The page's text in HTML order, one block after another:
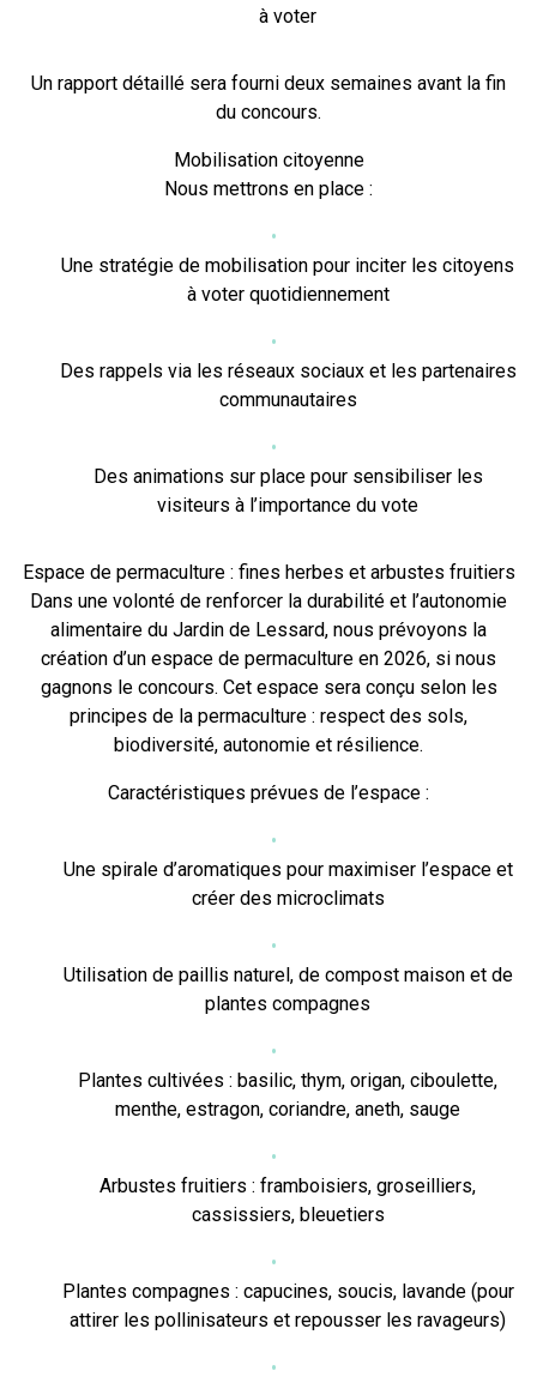
à voter
Un rapport détaillé sera fourni deux semaines avant la fin
du concours.
Mobilisation citoyenne
Nous mettrons en place :
Une stratégie de mobilisation pour inciter les citoyens
à voter quotidiennement
Des rappels via les réseaux sociaux et les partenaires
communautaires
Des animations sur place pour sensibiliser les
visiteurs à l’importance du vote
Espace de permaculture : fines herbes et arbustes fruitiers
Dans une volonté de renforcer la durabilité et l’autonomie
alimentaire du Jardin de Lessard, nous prévoyons la
création d’un espace de permaculture en 2026, si nous
gagnons le concours. Cet espace sera conçu selon les
principes de la permaculture : respect des sols,
biodiversité, autonomie et résilience.
Caractéristiques prévues de l’espace :
Une spirale d’aromatiques pour maximiser l’espace et
créer des microclimats
Utilisation de paillis naturel, de compost maison et de
plantes compagnes
Plantes cultivées : basilic, thym, origan, ciboulette,
menthe, estragon, coriandre, aneth, sauge
Arbustes fruitiers : framboisiers, groseilliers,
cassissiers, bleuetiers
Plantes compagnes : capucines, soucis, lavande (pour
attirer les pollinisateurs et repousser les ravageurs)